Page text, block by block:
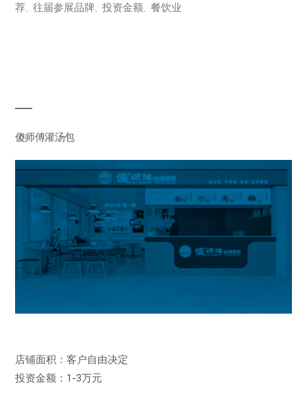
荐、 往届参展品牌、 投资金额、 餐饮业
傻师傅灌汤包
店铺面积：客户自由决定
投资金额：1-3万元